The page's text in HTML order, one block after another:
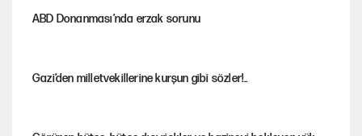
ABD Donanması’nda erzak sorunu
Gazi’den milletvekillerine kurşun gibi sözler!..